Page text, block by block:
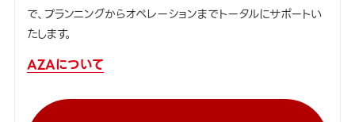
で、プランニングからオペレーションまでトータルにサポートい
たします。
AZAについて